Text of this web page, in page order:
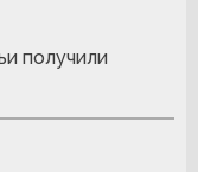
получили